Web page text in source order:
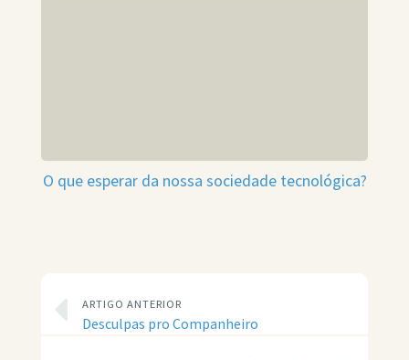
O que esperar da nossa sociedade tecnológica?
ARTIGO ANTERIOR
Desculpas pro Companheiro